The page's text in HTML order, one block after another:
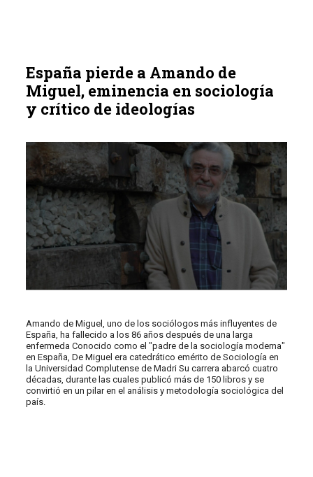
España pierde a Amando de
Miguel, eminencia en sociología
y crítico de ideologías
Amando de Miguel, uno de los sociólogos más influyentes de
España, ha fallecido a los 86 años después de una larga
enfermeda Conocido como el "padre de la sociología moderna"
en España, De Miguel era catedrático emérito de Sociología en
la Universidad Complutense de Madri Su carrera abarcó cuatro
décadas, durante las cuales publicó más de 150 libros y se
convirtió en un pilar en el análisis y metodología sociológica del
país.